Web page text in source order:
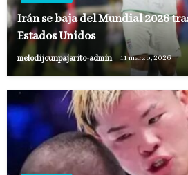
Irán se baja del Mundial 2026
Estados Unidos
melodijounpajarito-admin 11 marzo, 2026